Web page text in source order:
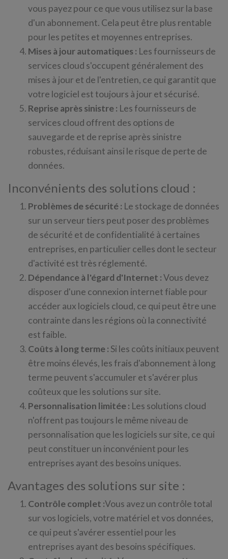
vous payez pour ce que vous utilisez sur la base
d'un abonnement. Cela peut être plus rentable
pour les petites et moyennes entreprises.
Mises à jour automatiques : Les fournisseurs de
services cloud s'occupent généralement des
mises à jour et de l'entretien, ce qui garantit que
votre logiciel est toujours à jour et sécurisé.
Reprise après sinistre : Les fournisseurs de
services cloud offrent des options de
sauvegarde et de reprise après sinistre
robustes, réduisant ainsi le risque de perte de
données.
Inconvénients des solutions cloud :
Problèmes de sécurité : Le stockage de données
sur un serveur tiers peut poser des problèmes
de sécurité et de confidentialité à certaines
entreprises, en particulier celles dont le secteur
d'activité est très réglementé.
Dépendance à l'égard d'Internet :Vous devez
disposer d'une connexion internet fiable pour
accéder aux logiciels cloud, ce qui peut être une
contrainte dans les régions où la connectivité
est faible.
Coûts à long terme : Si les coûts initiaux peuvent
être moins élevés, les frais d'abonnement à long
terme peuvent s'accumuler et s'avérer plus
coûteux que les solutions sur site.
Personnalisation limitée : Les solutions cloud
n'offrent pas toujours le même niveau de
personnalisation que les logiciels sur site, ce qui
peut constituer un inconvénient pour les
entreprises ayant des besoins uniques.
Avantages des solutions sur site :
Contrôle complet :Vous avez un contrôle total
sur vos logiciels, votre matériel et vos données,
ce qui peut s'avérer essentiel pour les
entreprises ayant des besoins spécifiques.